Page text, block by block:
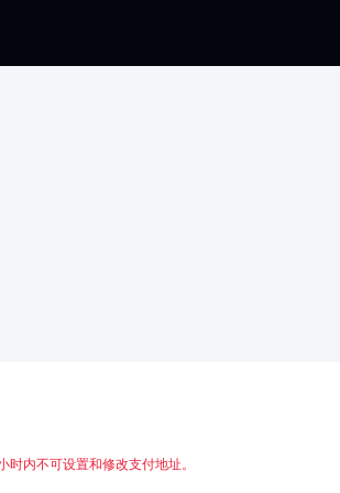
时内不可设置和修改支付地址。